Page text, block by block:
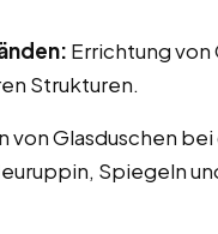
Errichtung von
Strukturen.
von Glasduschen
Spiegeln